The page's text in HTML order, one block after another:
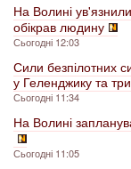
На Волині ув'язнили
обікрав людину
Сьогодні 12:03
Сили безпілотних
у Геленджику та
Сьогодні 11:34
На Волині
Сьогодні 11:05